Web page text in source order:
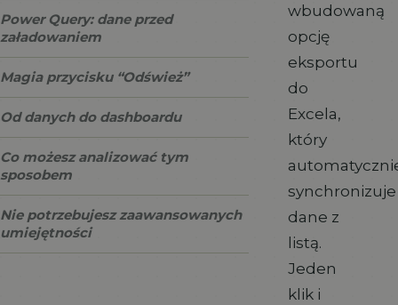
Power Query: dane przed
załadowaniem
Magia przycisku “Odśwież”
Od danych do dashboardu
Co możesz analizować tym
sposobem
Nie potrzebujesz zaawansowanych
umiejętności
wbudowaną
opcję
eksportu
do
Excela,
który
synchronizuje
dane z
listą.
Jeden
klik i